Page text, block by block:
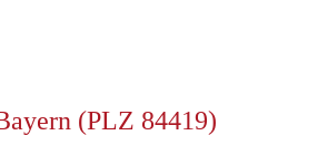
(PLZ 84419)